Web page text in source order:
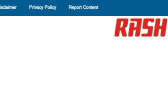
Privacy Policy Report Content